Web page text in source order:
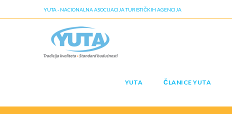
YUTA - NACIONALNA ASOCIJACIJA TURISTIČKIH AGENCIJA
YUTA ČLANICE YUTA